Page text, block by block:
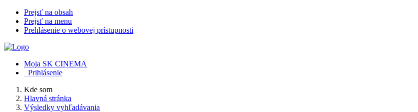
Prejsť na obsah
Prejsť na menu
Prehlásenie o webovej prístupnosti
Moja SK CINEMA
Prihlásenie
Kde som
Hlavná stránka
Výsledky vyhľadávania